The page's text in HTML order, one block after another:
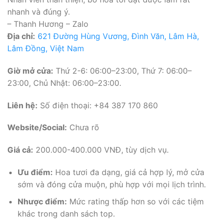
nhanh và đúng ý.
– Thanh Hương – Zalo
Địa chỉ: 621 Đường Hùng Vương, Đình Văn, Lâm Hà,
Lâm Đồng, Việt Nam
Giờ mở cửa: Thứ 2-6: 06:00–23:00, Thứ 7: 06:00–
23:00, Chủ Nhật: 06:00–23:00.
Liên hệ: Số điện thoại: +84 387 170 860
Website/Social: Chưa rõ
Giá cả: 200.000-400.000 VNĐ, tùy dịch vụ.
Ưu điểm: Hoa tươi đa dạng, giá cả hợp lý, mở cửa
sớm và đóng cửa muộn, phù hợp với mọi lịch trình.
Nhược điểm: Mức rating thấp hơn so với các tiệm
khác trong danh sách top.